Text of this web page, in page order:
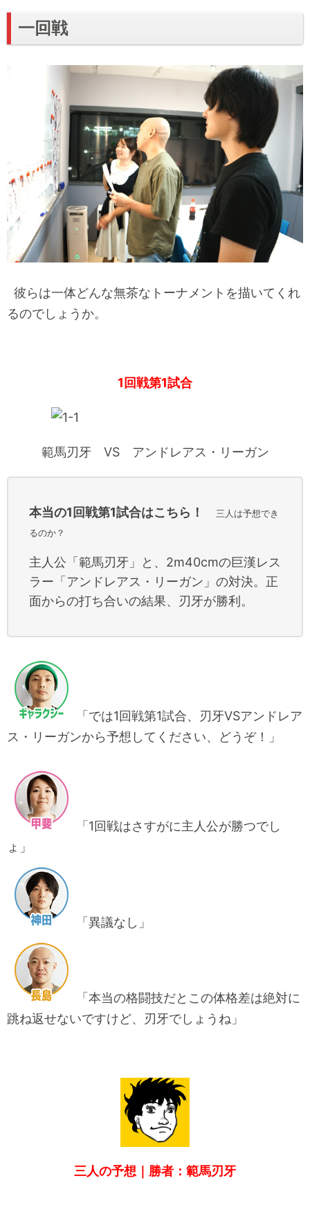
一回戦
彼らは一体どんな無茶なトーナメントを描いてくれ
るのでしょうか。
1回戦第1試合
範馬刃牙 VS アンドレアス・リーガン
本当の1回戦第1試合はこちら！
三人は予想でき
るのか？
主人公「範馬刃牙」と、2m40cmの巨漢レス
ラー「アンドレアス・リーガン」の対決。正
面からの打ち合いの結果、刃牙が勝利。
「では1回戦第1試合、刃牙VSアンドレア
ス・リーガンから予想してください、どうぞ！」
「1回戦はさすがに主人公が勝つでし
ょ」
「異議なし」
「本当の格闘技だとこの体格差は絶対に
跳ね返せないですけど、刃牙でしょうね」
三人の予想｜勝者：範馬刃牙